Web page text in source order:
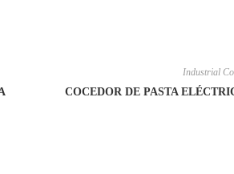
Industrial
COCEDOR DE PASTA